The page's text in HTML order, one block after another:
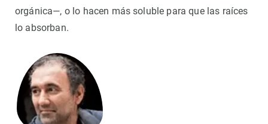
orgánica—, o lo hacen más soluble para que las raíces
lo absorban.